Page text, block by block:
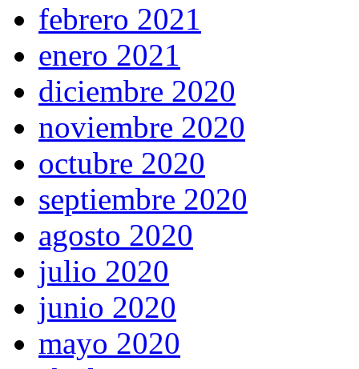
febrero 2021
enero 2021
diciembre 2020
noviembre 2020
octubre 2020
septiembre 2020
agosto 2020
julio 2020
junio 2020
mayo 2020